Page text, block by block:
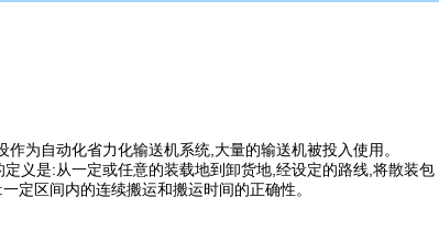
为自动化省力化输送机系统,大量的输送机被投入使用。
义是:从一定或任意的装载地到卸货地,经设定的路线,将散装包
定区间内的连续搬运和搬运时间的正确性。